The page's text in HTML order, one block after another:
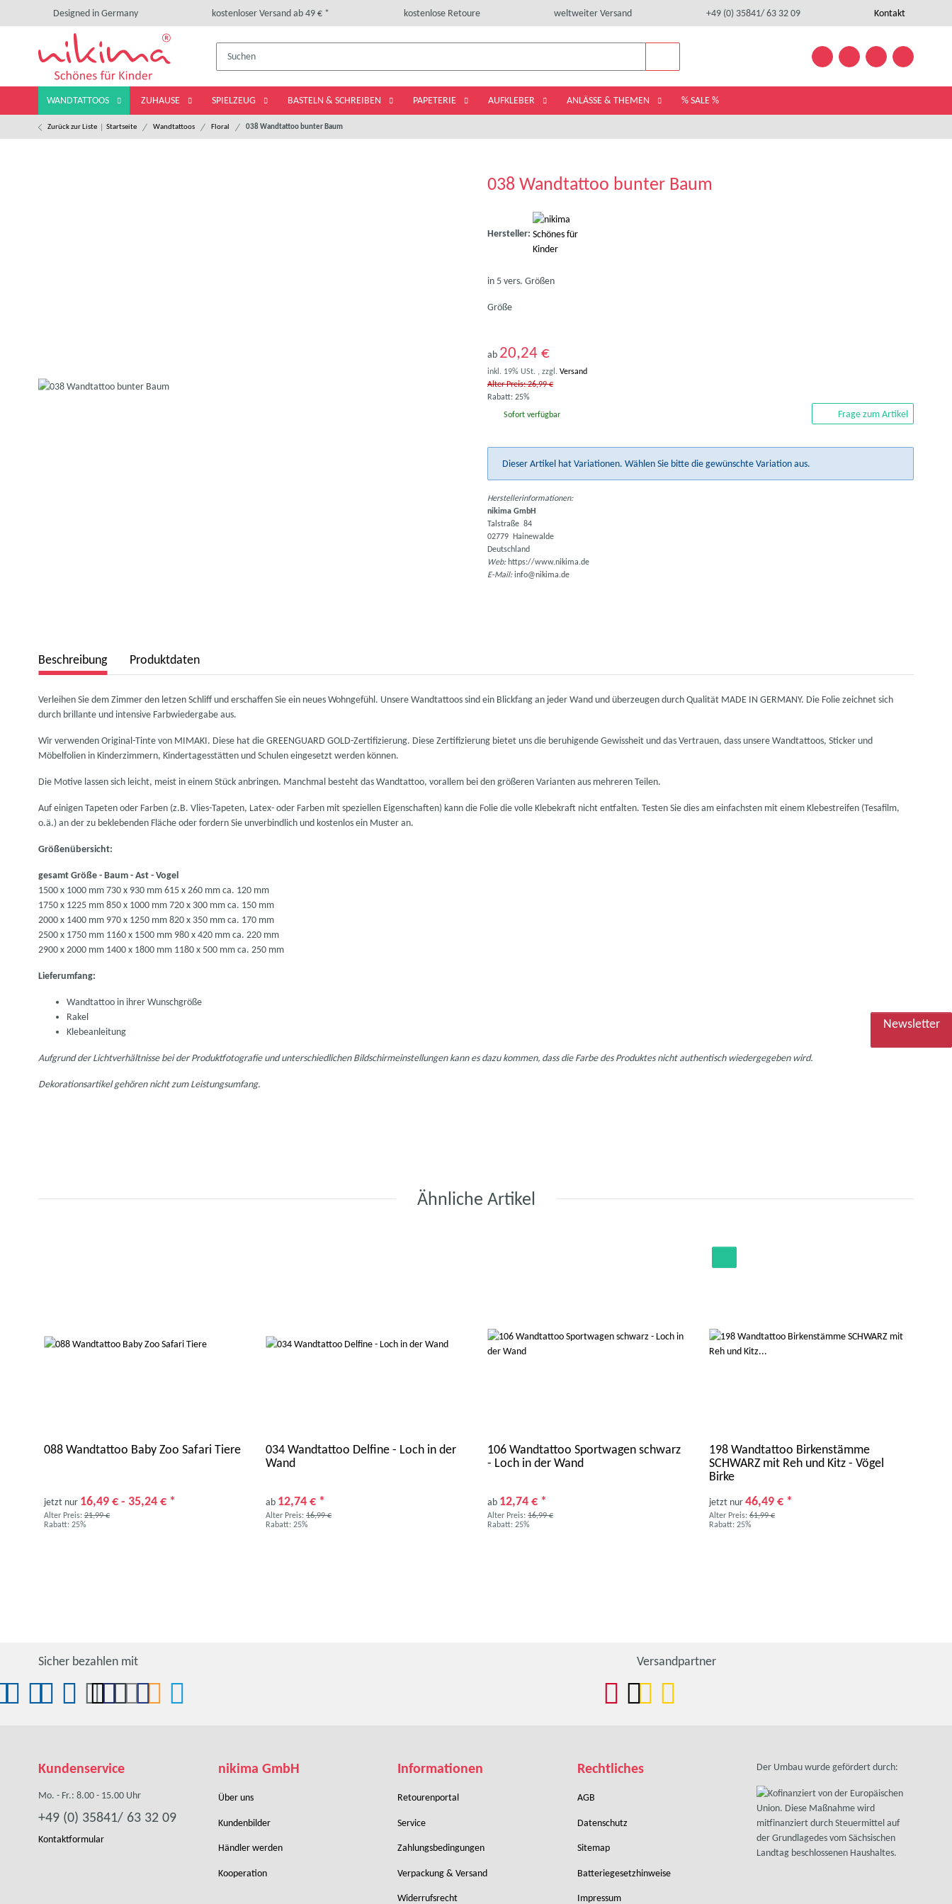
Designed in Germany kostenloser Versand ab 49 € * kostenlose Retoure weltweiter Versand +49 (0) 35841/ 63 32 09 Kontakt
WANDTATTOOS ZUHAUSE SPIELZEUG BASTELN & SCHREIBEN PAPETERIE AUFKLEBER ANLÄSSE & THEMEN % SALE %
Zurück zur Liste Startseite Wandtattoos Floral 038 Wandtattoo bunter Baum
038 Wandtattoo bunter Baum
Hersteller:
in 5 vers. Größen
Größe
ab 20,24 €
inkl. 19% USt. , zzgl. Versand
Alter Preis: 26,99 €
Rabatt: 25%
Sofort verfügbar
Frage zum Artikel
xDieser Artikel hat Variationen. Wählen Sie bitte die gewünschte Variation aus.
Herstellerinformationen:
nikima GmbH
Talstraße 84
02779 Hainewalde
Deutschland
Web:https://www.nikima.de
E-Mail:info@nikima.de
Beschreibung Produktdaten
Verleihen Sie dem Zimmer den letzen Schliff und erschaffen Sie ein neues Wohngefühl. Unsere Wandtattoos sind ein Blickfang an jeder Wand und überzeugen durch Qualität MADE IN GERMANY. Die Folie zeichnet sich
durch brillante und intensive Farbwiedergabe aus.
Wir verwenden Original-Tinte von MIMAKI. Diese hat die GREENGUARD GOLD-Zertifizierung. Diese Zertifizierung bietet uns die beruhigende Gewissheit und das Vertrauen, dass unsere Wandtattoos, Sticker und
Möbelfolien in Kinderzimmern, Kindertagesstätten und Schulen eingesetzt werden können.
Die Motive lassen sich leicht, meist in einem Stück anbringen. Manchmal besteht das Wandtattoo, vorallem bei den größeren Varianten aus mehreren Teilen.
Auf einigen Tapeten oder Farben (z.B. Vlies-Tapeten, Latex- oder Farben mit speziellen Eigenschaften) kann die Folie die volle Klebekraft nicht entfalten. Testen Sie dies am einfachsten mit einem Klebestreifen (Tesafilm,
o.ä.) an der zu beklebenden Fläche oder fordern Sie unverbindlich und kostenlos ein Muster an.
Größenübersicht:
gesamt Größe - Baum - Ast - Vogel
1500 x 1000 mm 730 x 930 mm 615 x 260 mm ca. 120 mm
1750 x 1225 mm 850 x 1000 mm 720 x 300 mm ca. 150 mm
2000 x 1400 mm 970 x 1250 mm 820 x 350 mm ca. 170 mm
2500 x 1750 mm 1160 x 1500 mm 980 x 420 mm ca. 220 mm
2900 x 2000 mm 1400 x 1800 mm 1180 x 500 mm ca. 250 mm
Lieferumfang:
Wandtattoo in ihrer Wunschgröße
Rakel
Klebeanleitung
Aufgrund der Lichtverhältnisse bei der Produktfotografie und unterschiedlichen Bildschirmeinstellungen kann es dazu kommen, dass die Farbe des Produktes nicht authentisch wiedergegeben wird.
Dekorationsartikel gehören nicht zum Leistungsumfang.
Ähnliche Artikel
088 Wandtattoo Baby Zoo Safari Tiere
jetzt nur 16,49 € - 35,24 € *
Alter Preis: 21,99 €
Rabatt: 25%
034 Wandtattoo Delfine - Loch in der
Wand
ab 12,74 € *
Alter Preis: 16,99 €
Rabatt: 25%
106 Wandtattoo Sportwagen schwarz
- Loch in der Wand
ab 12,74 € *
Alter Preis: 16,99 €
Rabatt: 25%
198 Wandtattoo Birkenstämme
SCHWARZ mit Reh und Kitz - Vögel
Birke
jetzt nur46,49 € *
Alter Preis: 61,99 €
Rabatt: 25%
Sicher bezahlen mit Versandpartner
Kundenservice
Mo. - Fr.: 8.00 - 15.00 Uhr
+49 (0) 35841/ 63 32 09
Kontaktformular
nikima GmbH
Über uns
Kundenbilder
Händler werden
Kooperation
Informationen
Retourenportal
Service
Zahlungsbedingungen
Verpackung & Versand
Widerrufsrecht
Rechtliches
AGB
Datenschutz
Sitemap
Batteriegesetzhinweise
Impressum
Der Umbau wurde gefördert durch:
Newsletter